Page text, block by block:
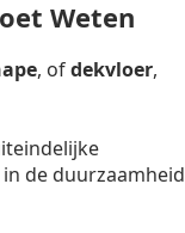
Weten
, ofdekvloer,
de duurzaamheid